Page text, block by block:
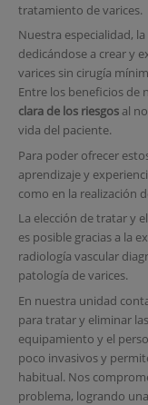
tratamiento de varices.
Nuestra especialidad,
dedicándose a crear y
varices sin cirugía
Entre los beneficios de
clara de los riesgosal
vida del paciente.
Para poder ofrecer
aprendizaje y
como en la realización
La elección de tratar y
es posible gracias a la
radiología vascular
patología de varices.
En nuestra unidad
para tratar y eliminar
equipamiento y el
poco invasivos y
habitual. Nos
problema, logrando